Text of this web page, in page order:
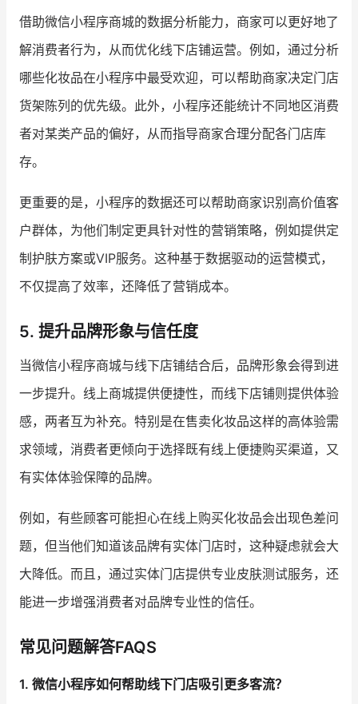
借助微信小程序商城的数据分析能力，商家可以更好地了
解消费者行为，从而优化线下店铺运营。例如，通过分析
哪些化妆品在小程序中最受欢迎，可以帮助商家决定门店
货架陈列的优先级。此外，小程序还能统计不同地区消费
者对某类产品的偏好，从而指导商家合理分配各门店库
存。
更重要的是，小程序的数据还可以帮助商家识别高价值客
户群体，为他们制定更具针对性的营销策略，例如提供定
制护肤方案或VIP服务。这种基于数据驱动的运营模式，
不仅提高了效率，还降低了营销成本。
5. 提升品牌形象与信任度
当微信小程序商城与线下店铺结合后，品牌形象会得到进
一步提升。线上商城提供便捷性，而线下店铺则提供体验
感，两者互为补充。特别是在售卖化妆品这样的高体验需
求领域，消费者更倾向于选择既有线上便捷购买渠道，又
有实体体验保障的品牌。
例如，有些顾客可能担心在线上购买化妆品会出现色差问
题，但当他们知道该品牌有实体门店时，这种疑虑就会大
大降低。而且，通过实体门店提供专业皮肤测试服务，还
能进一步增强消费者对品牌专业性的信任。
常见问题解答FAQS
1. 微信小程序如何帮助线下门店吸引更多客流？